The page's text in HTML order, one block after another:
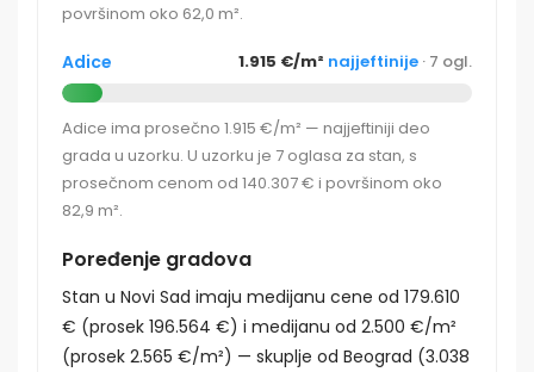
površinom oko 62,0 m².
Adice 1.915 €/m² najjeftinije · 7 ogl.
Adice ima prosečno 1.915 €/m² — najjeftiniji deo
grada u uzorku. U uzorku je 7 oglasa za stan, s
prosečnom cenom od 140.307 € i površinom oko
82,9 m².
Poređenje gradova
Stan u Novi Sad imaju medijanu cene od 179.610
€ (prosek 196.564 €) i medijanu od 2.500 €/m²
(prosek 2.565 €/m²) — skuplje od Beograd (3.038